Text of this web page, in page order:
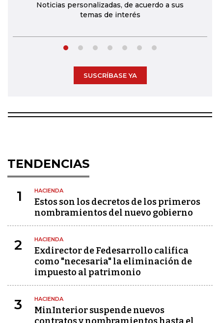
Noticias personalizadas, de acuerdo a sus
temas de interés
SUSCRÍBASE YA
TENDENCIAS
1 HACIENDA
Estos son los decretos de los primeros
nombramientos del nuevo gobierno
2 HACIENDA
Exdirector de Fedesarrollo califica
como "necesaria" la eliminación de
impuesto al patrimonio
3 HACIENDA
MinInterior suspende nuevos